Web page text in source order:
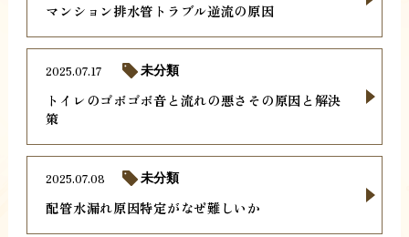
マンション排水管トラブル逆流の原因
トイレのゴボゴボ音と流れの悪さその原因と解決
策
2025.07.17 未分類
配管水漏れ原因特定がなぜ難しいか
2025.07.08 未分類